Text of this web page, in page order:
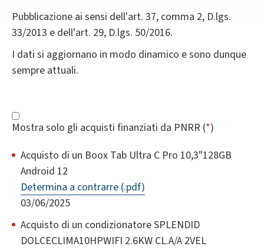
Pubblicazione ai sensi dell'art. 37, comma 2, D.lgs.
33/2013 e dell'art. 29, D.lgs. 50/2016.
I dati si aggiornano in modo dinamico e sono dunque
sempre attuali.
Mostra solo gli acquisti finanziati da PNRR (*)
Acquisto di un Boox Tab Ultra C Pro 10,3"128GB
Android 12
Determina a contrarre (.pdf)
03/06/2025
Acquisto di un condizionatore SPLENDID
DOLCECLIMA10HPWIFI 2.6KW CL.A/A 2VEL